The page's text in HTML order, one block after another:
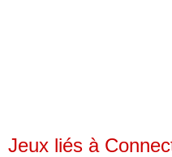
Jeux liés à